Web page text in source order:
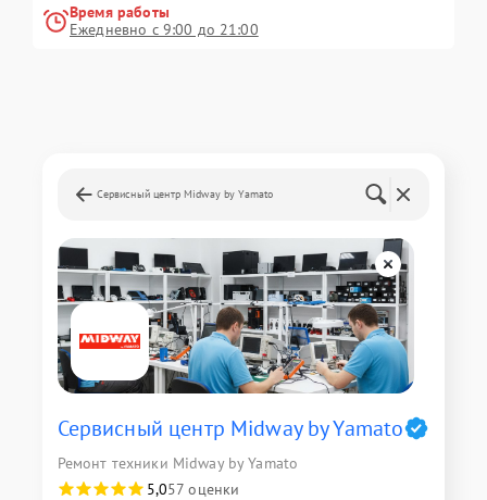
Время работы
Ежедневно с 9:00 до 21:00
Сервисный центр Midway by Yamato
Сервисный центр Midway by Yamato
Ремонт техники Midway by Yamato
5,057 оценки